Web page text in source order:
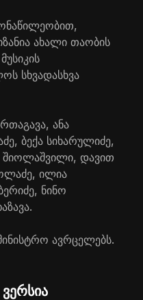
ახალი თაობის
სხვადასხვა
ანა
ბექა სიხარულიძე,
შიოლაშვილი, დავით
ილია
ნინო
ავრცელებს.
ვერსია